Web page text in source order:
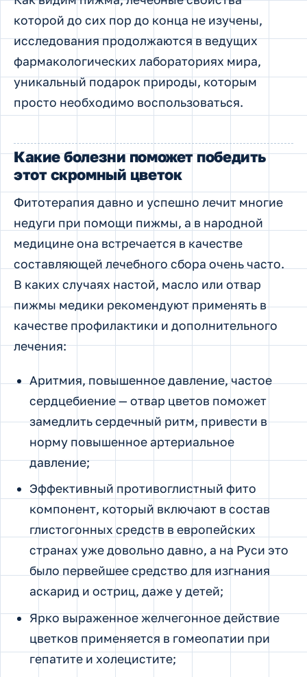
которой до сих пор до конца не изучены,
исследования продолжаются в ведущих
фармакологических лабораториях мира,
уникальный подарок природы, которым
просто необходимо воспользоваться.
Какие болезни поможет победить
этот скромный цветок
Фитотерапия давно и успешно лечит многие
недуги при помощи пижмы, а в народной
медицине она встречается в качестве
составляющей лечебного сбора очень часто.
В каких случаях настой, масло или отвар
пижмы медики рекомендуют применять в
качестве профилактики и дополнительного
лечения:
Аритмия, повышенное давление, частое
сердцебиение — отвар цветов поможет
замедлить сердечный ритм, привести в
норму повышенное артериальное
давление;
Эффективный противоглистный фито
компонент, который включают в состав
глистогонных средств в европейских
странах уже довольно давно, а на Руси это
было первейшее средство для изгнания
аскарид и остриц, даже у детей;
Ярко выраженное желчегонное действие
цветков применяется в гомеопатии при
гепатите и холецистите;